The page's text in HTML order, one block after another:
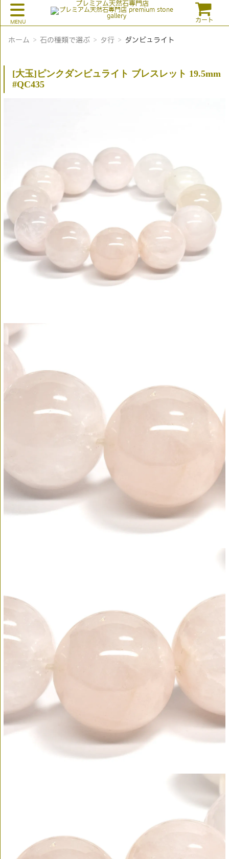
プレミアム天然石専門店
カート
ホーム 石の種類で選ぶ タ行 ダンビュライト
[大玉]ピンクダンビュライト ブレスレット 19.5mm
#QC435